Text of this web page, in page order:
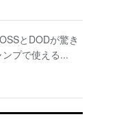
とDODが驚き
プで使える...